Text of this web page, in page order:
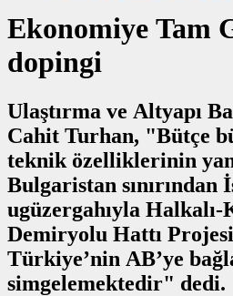
Ekonomiye Tam
dopingi
Ulaştırma ve Altyapı
Cahit Turhan, "Bütçe
teknik özelliklerinin
Bulgaristan sınırından
ugüzergahıyla Halkalı-
Demiryolu Hattı
Türkiye’nin AB’ye
simgelemektedir" dedi.